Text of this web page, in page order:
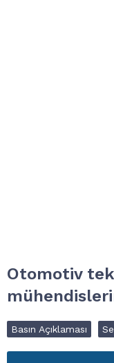
Otomotiv
Basın Açıklaması